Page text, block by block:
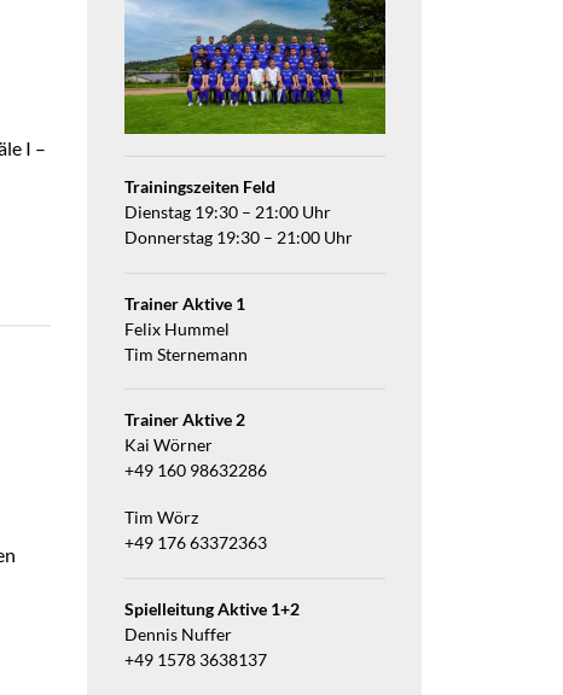
I –
Trainingszeiten Feld
Dienstag 19:30 – 21:00 Uhr
Donnerstag 19:30 – 21:00 Uhr
Trainer Aktive 1
Felix Hummel
Tim Sternemann
Trainer Aktive 2
Kai Wörner
+49 160 98632286
Tim Wörz
+49 176 63372363
Spielleitung Aktive 1+2
Dennis Nuffer
+49 1578 3638137